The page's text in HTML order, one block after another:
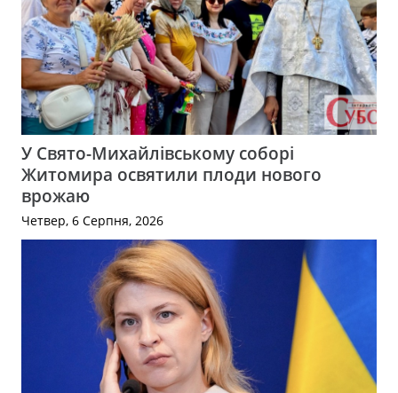
У Свято-Михайлівському соборі
Житомира освятили плоди нового
врожаю
Четвер, 6 Серпня, 2026